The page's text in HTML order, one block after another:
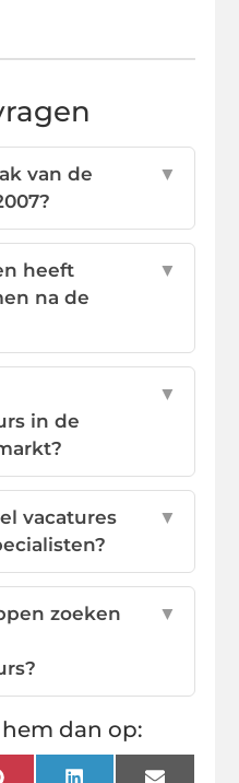
van de
▼
heeft
na de
▼
in de
▼
vacatures
▼
zoeken
▼
dan op: